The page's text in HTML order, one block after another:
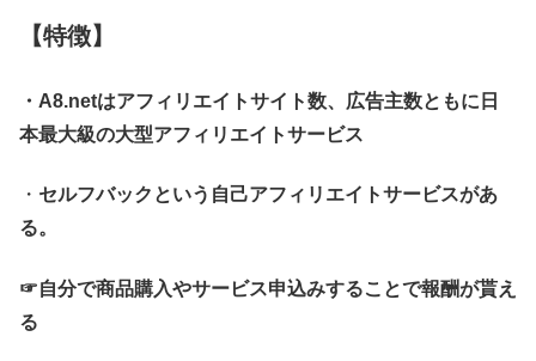
【特徴】
・A8.netはアフィリエイトサイト数、広告主数ともに日
本最大級の大型アフィリエイトサービス
・ セルフバックという自己アフィリエイトサービスがあ
る。
☞自分で商品購入やサービス申込みすることで報酬が貰え
る